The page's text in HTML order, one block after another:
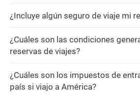
¿Incluye algún seguro de viaje mi
¿Cuáles son las condiciones
reservas de viajes?
¿Cuáles son los impuestos de
país si viajo a América?